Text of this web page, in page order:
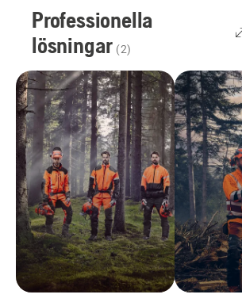
Professionella
lösningar (2)